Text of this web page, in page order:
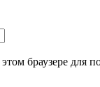
браузере для